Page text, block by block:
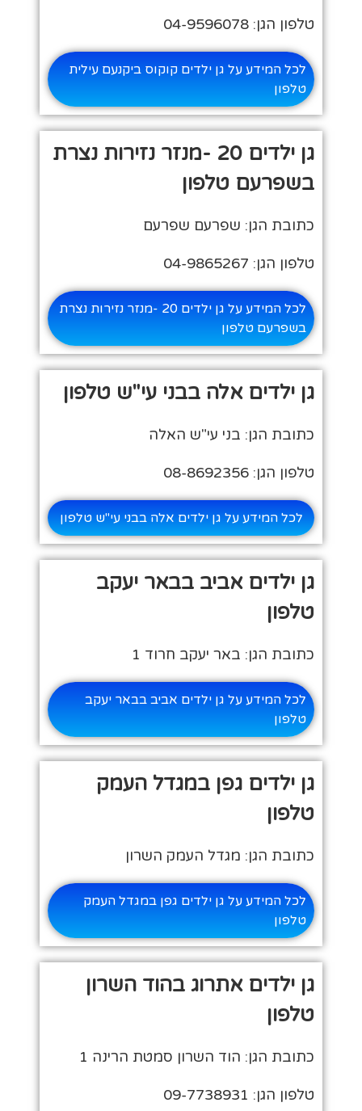
טלפון הגן: 04-9596078
לכל המידע על גן ילדים קוקוס ביקנעם עילית
טלפון
גן ילדים 20 -מנזר נזירות נצרת
בשפרעם טלפון
כתובת הגן: שפרעם שפרעם
טלפון הגן: 04-9865267
לכל המידע על גן ילדים 20 -מנזר נזירות נצרת
בשפרעם טלפון
גן ילדים אלה בבני עי"ש טלפון
כתובת הגן: בני עי"ש האלה
טלפון הגן: 08-8692356
לכל המידע על גן ילדים אלה בבני עי"ש טלפון
גן ילדים אביב בבאר יעקב
טלפון
כתובת הגן: באר יעקב חרוד 1
לכל המידע על גן ילדים אביב בבאר יעקב
טלפון
גן ילדים גפן במגדל העמק
טלפון
כתובת הגן: מגדל העמק השרון
לכל המידע על גן ילדים גפן במגדל העמק
טלפון
גן ילדים אתרוג בהוד השרון
טלפון
כתובת הגן: הוד השרון סמטת הרינה 1
טלפון הגן: 09-7738931